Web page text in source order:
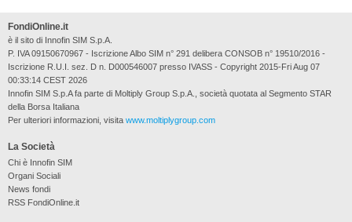
La Società
Chi è Innofin SIM
Organi Sociali
News fondi
RSS FondiOnline.it
FondiOnline.it
è il sito di Innofin SIM S.p.A.
P. IVA 09150670967 - Iscrizione Albo SIM n° 291 delibera CONSOB n° 19510/2016 -
Iscrizione R.U.I. sez. D n. D000546007 presso IVASS - Copyright 2015-Fri Aug 07
00:33:14 CEST 2026
Innofin SIM S.p.A fa parte di Moltiply Group S.p.A., società quotata al Segmento STAR
della Borsa Italiana
Per ulteriori informazioni, visita www.moltiplygroup.com